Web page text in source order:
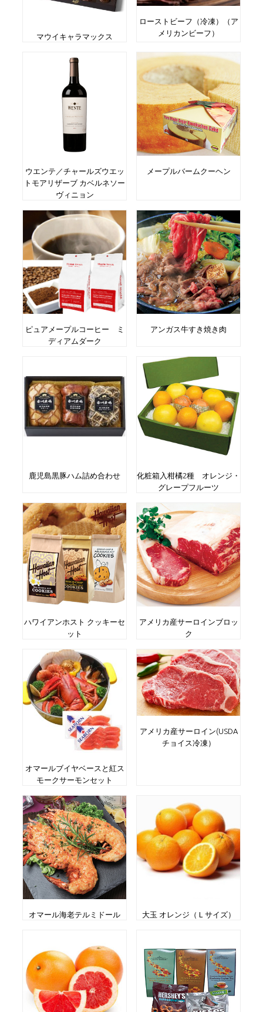
マウイキャラマックス
ローストビーフ（冷凍）（ア
メリカンビーフ）
ウエンテ／チャールズウエッ
トモアリザーブ カベルネソー
ヴィニョン
メープルバームクーヘン
ピュアメープルコーヒー ミ
ディアムダーク
アンガス牛すき焼き肉
鹿児島黒豚ハム詰め合わせ
化粧箱入柑橘2種 オレンジ・
グレープフルーツ
ハワイアンホスト クッキーセ
ット
アメリカ産サーロインブロッ
ク
オマールブイヤベースと紅ス
モークサーモンセット
アメリカ産サーロイン(USDA
チョイス冷凍）
オマール海老テルミドール 大玉 オレンジ（Ｌサイズ）